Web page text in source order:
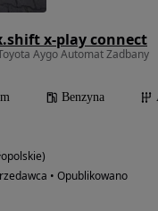
x-play connect
Aygo Automat Zadbany
Benzyna
• Opublikowano